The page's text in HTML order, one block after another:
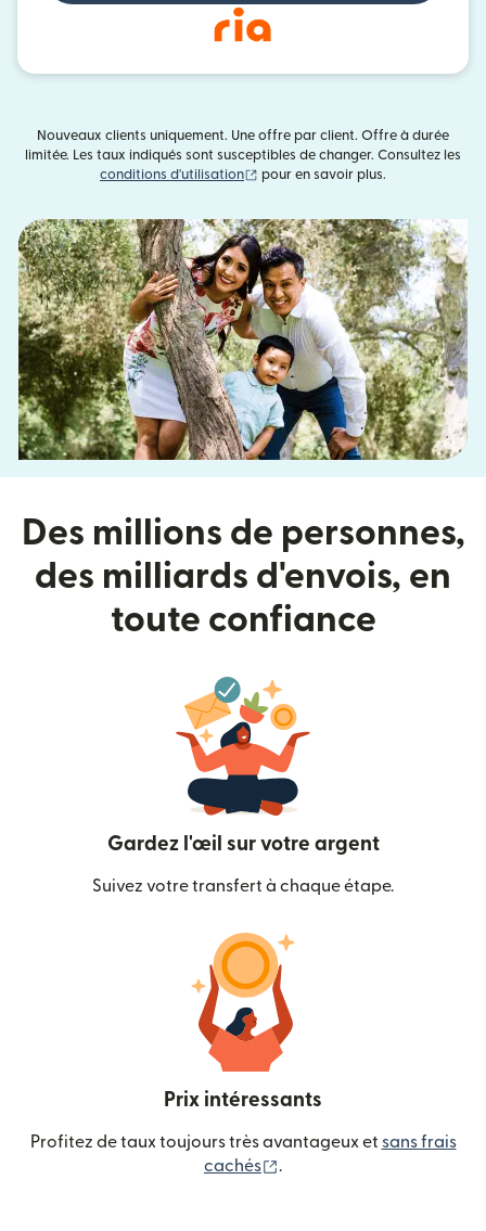
Nouveaux clients uniquement. Une offre par client. Offre à durée
limitée. Les taux indiqués sont susceptibles de changer. Consultez les
conditions d'utilisation
(s'ouvre dans une nouvelle fenêtre)
pour en savoir plus.
Des millions de personnes,
des milliards d'envois, en
toute confiance
Gardez l'œil sur votre argent
Suivez votre transfert à chaque étape.
Prix intéressants
Profitez de taux toujours très avantageux et sans frais
cachés
.